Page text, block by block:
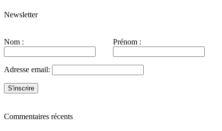
Newsletter
Nom : Prénom :
Adresse email:
Commentaires récents